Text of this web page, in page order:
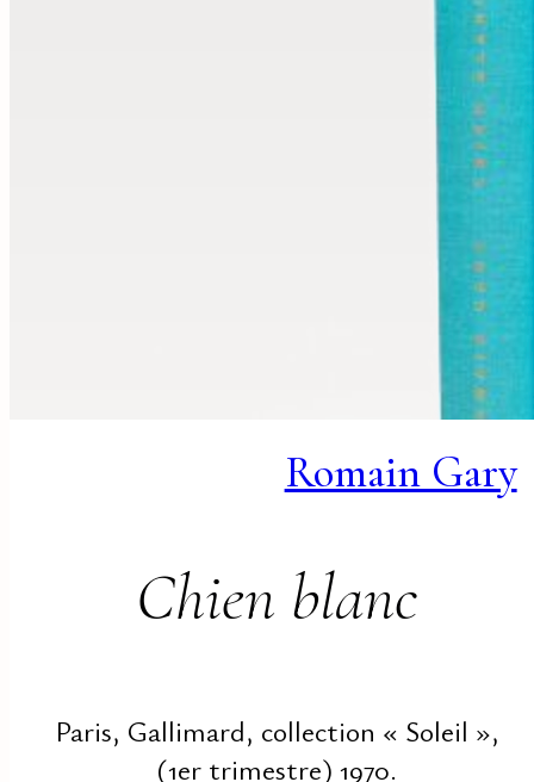
Romain Gary
Chien blanc
Paris, Gallimard, collection « Soleil »,
(1er trimestre) 1970.